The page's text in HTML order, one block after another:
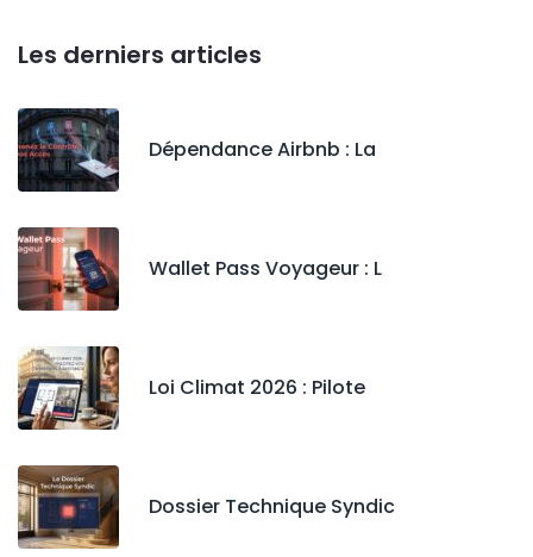
Les derniers articles
Dépendance Airbnb : La
Wallet Pass Voyageur : L
Loi Climat 2026 : Pilote
Dossier Technique Syndic